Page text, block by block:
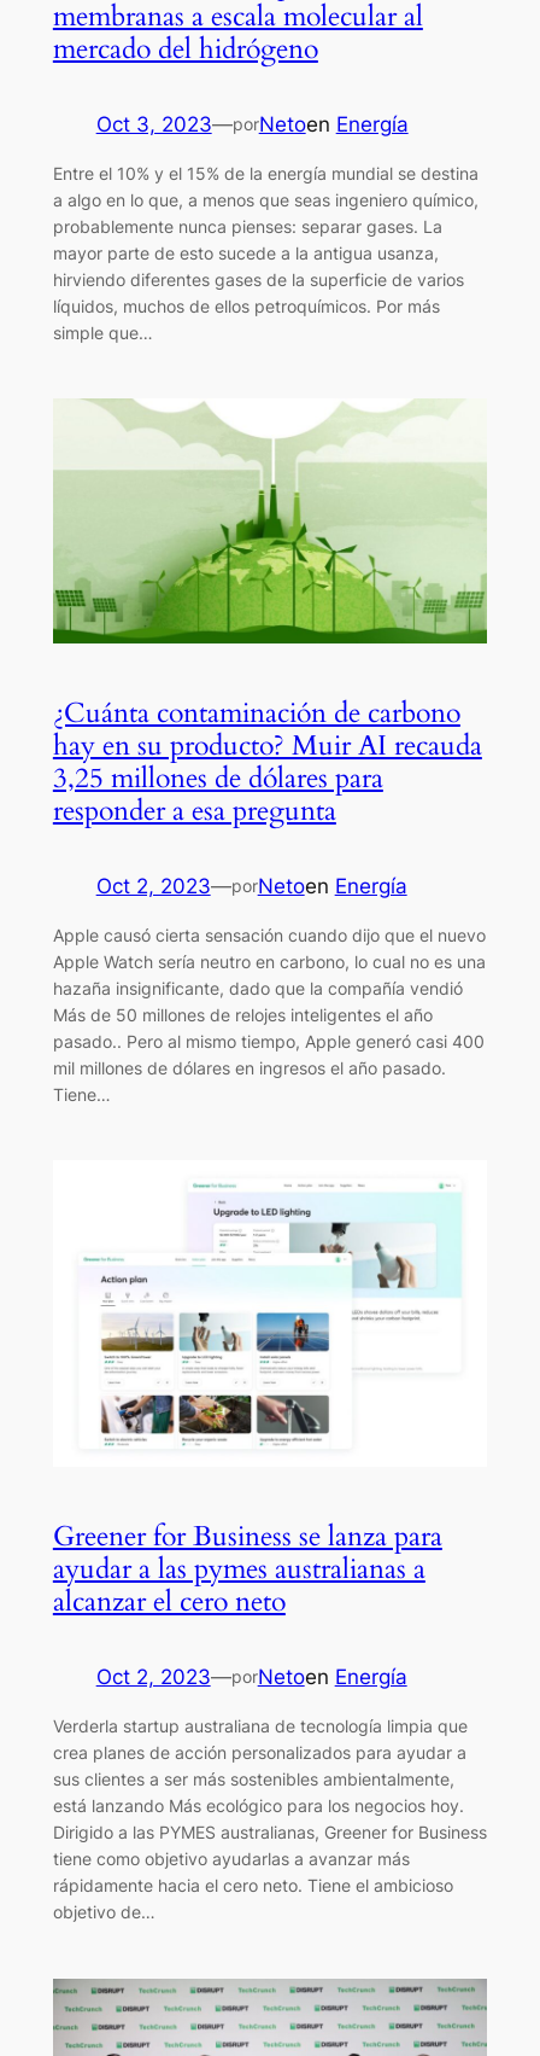
membranas a escala molecular al
mercado del hidrógeno
Oct 3, 2023—porNetoen Energía
Entre el 10% y el 15% de la energía mundial se destina
a algo en lo que, a menos que seas ingeniero químico,
probablemente nunca pienses: separar gases. La
mayor parte de esto sucede a la antigua usanza,
hirviendo diferentes gases de la superficie de varios
líquidos, muchos de ellos petroquímicos. Por más
simple que…
¿Cuánta contaminación de carbono
hay en su producto? Muir AI recauda
3,25 millones de dólares para
responder a esa pregunta
Oct 2, 2023—porNetoen Energía
Apple causó cierta sensación cuando dijo que el nuevo
Apple Watch sería neutro en carbono, lo cual no es una
hazaña insignificante, dado que la compañía vendió
Más de 50 millones de relojes inteligentes el año
pasado.. Pero al mismo tiempo, Apple generó casi 400
mil millones de dólares en ingresos el año pasado.
Tiene…
Greener for Business se lanza para
ayudar a las pymes australianas a
alcanzar el cero neto
Oct 2, 2023—porNetoen Energía
Verderla startup australiana de tecnología limpia que
crea planes de acción personalizados para ayudar a
sus clientes a ser más sostenibles ambientalmente,
está lanzando Más ecológico para los negocios hoy.
Dirigido a las PYMES australianas, Greener for Business
tiene como objetivo ayudarlas a avanzar más
rápidamente hacia el cero neto. Tiene el ambicioso
objetivo de…